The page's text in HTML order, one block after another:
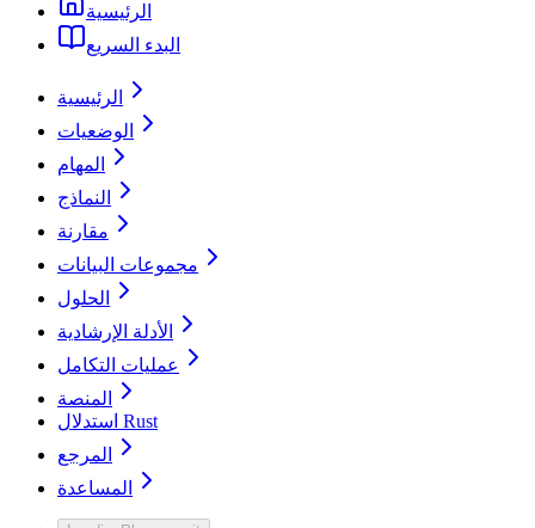
الرئيسية
البدء السريع
الرئيسية
الوضعيات
المهام
النماذج
مقارنة
مجموعات البيانات
الحلول
الأدلة الإرشادية
عمليات التكامل
المنصة
استدلال Rust
المرجع
المساعدة